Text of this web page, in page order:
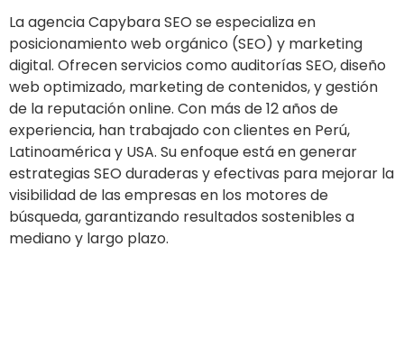
La agencia Capybara SEO se especializa en
posicionamiento web orgánico (SEO) y marketing
digital. Ofrecen servicios como auditorías SEO, diseño
web optimizado, marketing de contenidos, y gestión
de la reputación online. Con más de 12 años de
experiencia, han trabajado con clientes en Perú,
Latinoamérica y USA. Su enfoque está en generar
estrategias SEO duraderas y efectivas para mejorar la
visibilidad de las empresas en los motores de
búsqueda, garantizando resultados sostenibles a
mediano y largo plazo.